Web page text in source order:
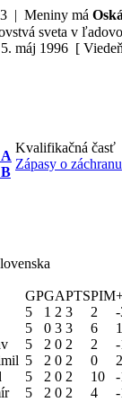
| Meniny má
sveta v
máj 1996 [
A
B
Kvalifikačná časť
Zápasy o záchranu
GPGAPTSPIM
5 1 2 3 2
5 0 3 3 6 1
5 2 0 2 2 -
5 2 0 2 0 2
5 2 0 2 10 -
5 2 0 2 4 -